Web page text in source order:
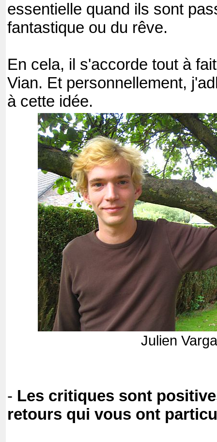
essentielle quand ils sont
fantastique ou du rêve.
En cela, il s'accorde tout à
Vian. Et personnellement,
à cette idée.
Julien
- Les critiques sont
retours qui vous ont